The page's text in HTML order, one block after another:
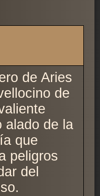
de Aries
de
alado de la
que
peligros
del